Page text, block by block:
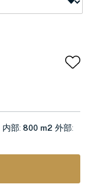
内部:800 m2外部: